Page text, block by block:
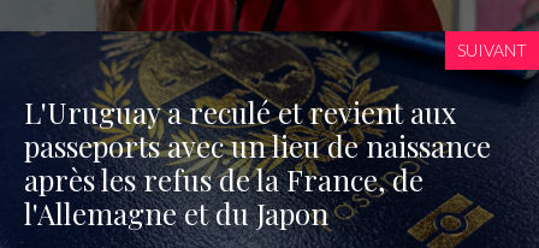
SUIVANT
L'Uruguay a reculé et revient aux
passeports avec un lieu de naissance
après les refus de la France, de
l'Allemagne et du Japon